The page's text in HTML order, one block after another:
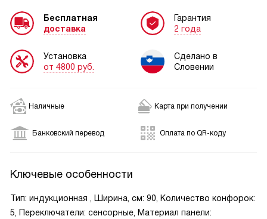
Бесплатная
доставка
Установка
от 4800 руб.
Гарантия
2 года
Сделано в
Словении
Наличные Карта при получении
Банковский перевод Оплата по QR-коду
Ключевые особенности
Тип: индукционная , Ширина, см: 90, Количество конфорок:
5, Переключатели: сенсорные, Материал панели: